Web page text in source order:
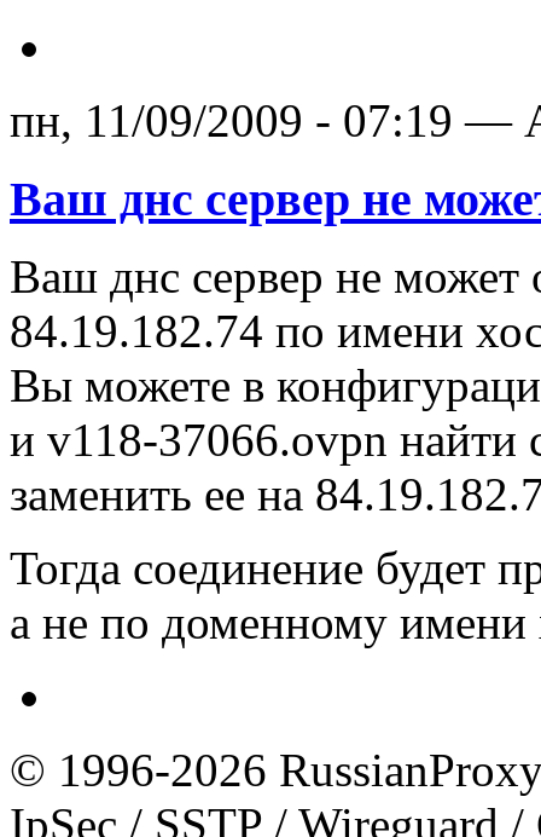
пн, 11/09/2009 - 07:19 —
Ваш днс сервер не
Ваш днс сервер не может
84.19.182.74 по имени
Вы можете в
и v118-37066.ovpn найти
заменить ее на
Тогда соединение будет
а не по доменному имени
© 1996-2026
IpSec / SSTP / Wireguard